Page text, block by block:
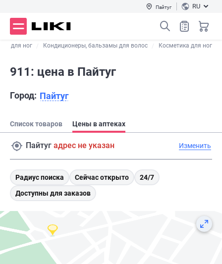
Пайтуг RU
для ног Кондиционеры, бальзамы для волос Косметика для ног
911: цена в Пайтуг
Город: Пайтуг
Список товаров Цены в аптеках
Пайтуг адрес не указан Изменить
Радиус поиска Сейчас открыто
24/7
Доступны для заказов